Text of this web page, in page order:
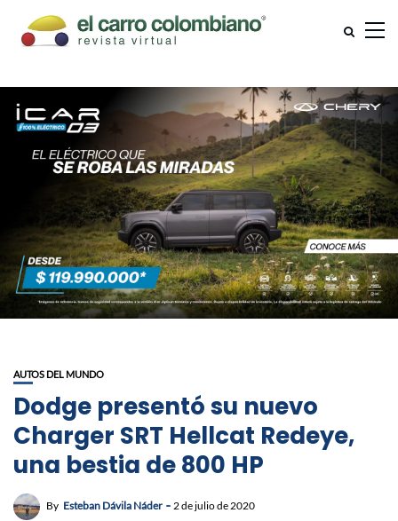
AUTOS DEL MUNDO
Dodge presentó su nuevo
Charger SRT Hellcat Redeye,
una bestia de 800 HP
By Esteban Dávila Náder 2 de julio de 2020